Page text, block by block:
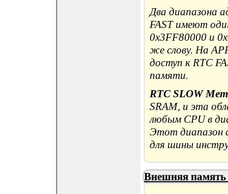
Два диапазона
FAST имеют
0x3FF80000 и
же слову. На
доступ к RTC
памяти.
RTC SLOW
SRAM, и эта
любым CPU в
Этот диапазон
для шины
Внешняя